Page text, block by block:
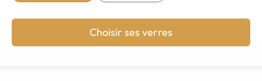
Choisir ses verres